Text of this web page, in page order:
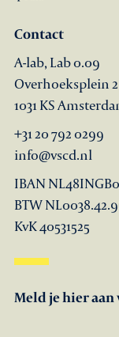
Contact
A-lab, Lab 0.09
Overhoeksplein 2
1031 KS
+31 20 792 0299
info@vscd.nl
IBAN
BTW
KvK 40531525
Meld je hier